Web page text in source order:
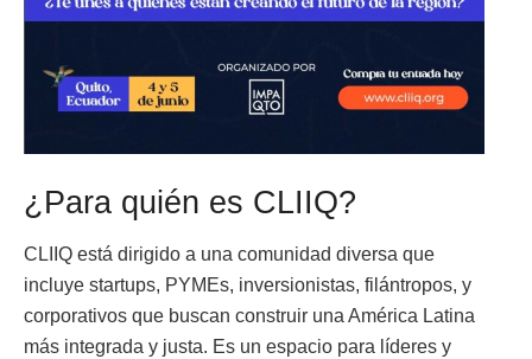
¿Para quién es CLIIQ?
CLIIQ está dirigido a una comunidad diversa que
incluye startups, PYMEs, inversionistas, filántropos, y
corporativos que buscan construir una América Latina
más integrada y justa. Es un espacio para líderes y